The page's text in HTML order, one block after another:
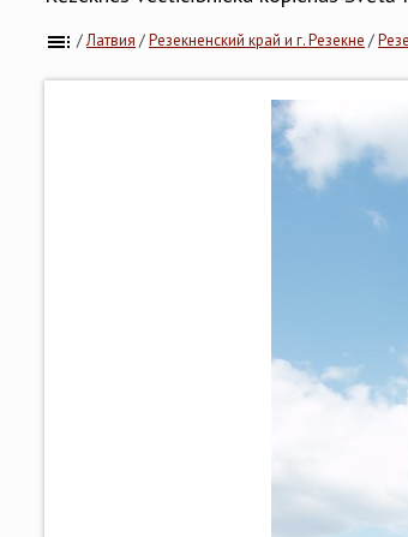
/Латвия /Резекненский край и г. Резекне /